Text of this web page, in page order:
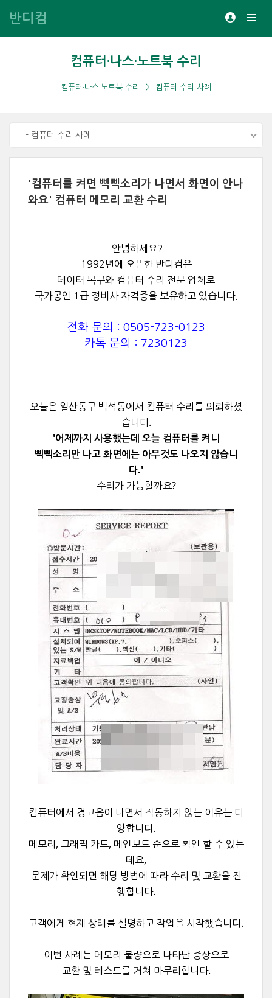
반디컴
컴퓨터·나스·노트북 수리
컴퓨터·나스·노트북 수리 컴퓨터 수리 사례
- 컴퓨터 수리 사례
'컴퓨터를 켜면 삑삑소리가 나면서 화면이 안나
와요' 컴퓨터 메모리 교환 수리
안녕하세요?
1992년에 오픈한 반디컴은
데이터 복구와 컴퓨터 수리 전문 업체로
국가공인 1급 정비사 자격증을 보유하고 있습니다.
전화 문의 : 0505-723-0123
카톡 문의 : 7230123
오늘은 일산동구 백석동에서 컴퓨터 수리를 의뢰하셨
습니다.
'어제까지 사용했는데 오늘 컴퓨터를 켜니
삑삑소리만 나고 화면에는 아무것도 나오지 않습니
다.'
수리가 가능할까요?
컴퓨터에서 경고음이 나면서 작동하지 않는 이유는 다
양합니다.
메모리, 그래픽 카드, 메인보드 순으로 확인 할 수 있는
데요,
문제가 확인되면 해당 방법에 따라 수리 및 교환을 진
행합니다.
고객에게 현재 상태를 설명하고 작업을 시작했습니다.
이번 사례는 메모리 불량으로 나타난 증상으로
교환 및 테스트를 거쳐 마무리합니다.